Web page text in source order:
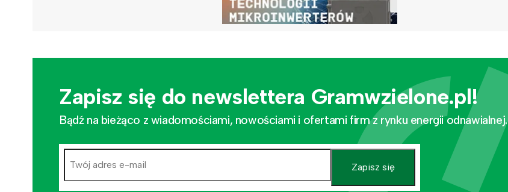
Zapisz się do newslettera Gramwzielone.pl!
Bądź na bieżąco z wiadomościami, nowościami i ofertami firm z rynku energii odnawialnej.
Zapisz się